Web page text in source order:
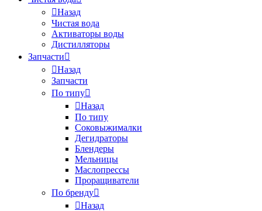
Назад
Чистая вода
Активаторы воды
Дистилляторы
Запчасти
Назад
Запчасти
По типу
Назад
По типу
Соковыжималки
Дегидраторы
Блендеры
Мельницы
Маслопрессы
Проращиватели
По бренду
Назад